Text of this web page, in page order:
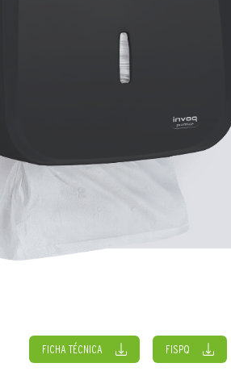
FICHA TÉCNICA FISPQ